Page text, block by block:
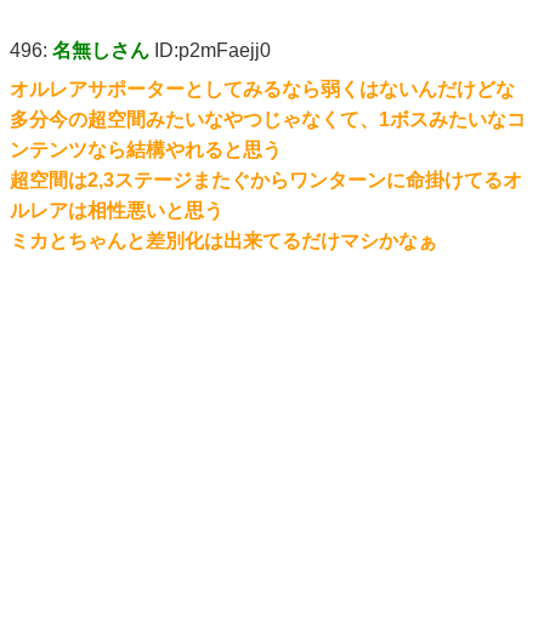
496: 名無しさん ID:p2mFaejj0
オルレアサポーターとしてみるなら弱くはないんだけどな
多分今の超空間みたいなやつじゃなくて、1ボスみたいなコ
ンテンツなら結構やれると思う
超空間は2,3ステージまたぐからワンターンに命掛けてるオ
ルレアは相性悪いと思う
ミカとちゃんと差別化は出来てるだけマシかなぁ